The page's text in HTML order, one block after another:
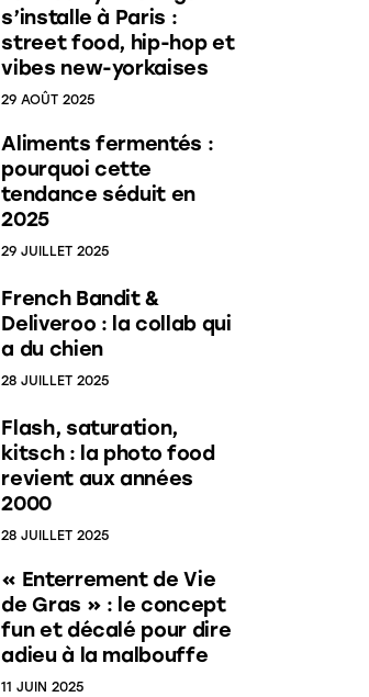
s’installe à Paris :
street food, hip-hop et
vibes new-yorkaises
29 AOÛT 2025
Aliments fermentés :
pourquoi cette
tendance séduit en
2025
29 JUILLET 2025
French Bandit &
Deliveroo : la collab qui
a du chien
28 JUILLET 2025
Flash, saturation,
kitsch : la photo food
revient aux années
2000
28 JUILLET 2025
« Enterrement de Vie
de Gras » : le concept
fun et décalé pour dire
adieu à la malbouffe
11 JUIN 2025